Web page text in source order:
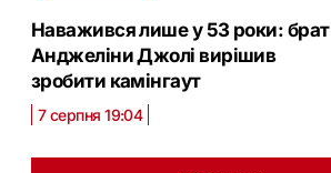
Наважився лише у 53 роки: брат
Анджеліни Джолі вирішив
зробити камінгаут
7 серпня 19:04